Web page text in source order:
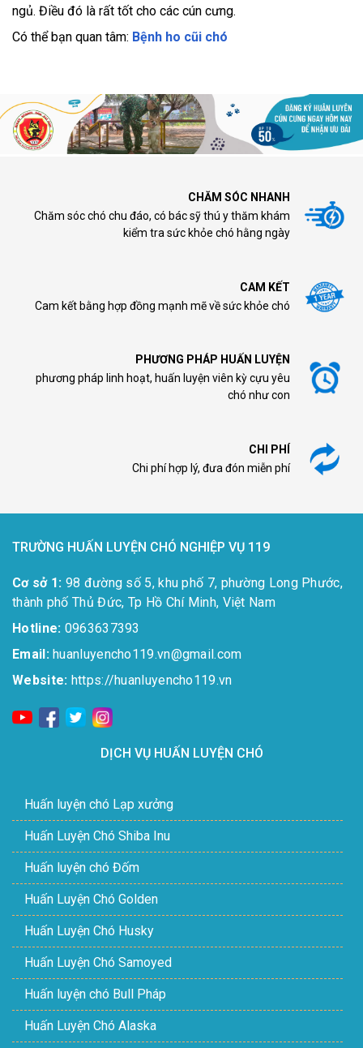
ngủ. Điều đó là rất tốt cho các cún cưng.
Có thể bạn quan tâm: Bệnh ho cũi chó
CHĂM SÓC NHANH
Chăm sóc chó chu đáo, có bác sỹ thú y thăm khám
kiểm tra sức khỏe chó hằng ngày
CAM KẾT
Cam kết bằng hợp đồng mạnh mẽ về sức khỏe chó
PHƯƠNG PHÁP HUẤN LUYỆN
phương pháp linh hoạt, huấn luyện viên kỳ cựu yêu
chó như con
CHI PHÍ
Chi phí hợp lý, đưa đón miễn phí
TRƯỜNG HUẤN LUYỆN CHÓ NGHIỆP VỤ 119
Cơ sở 1: 98 đường số 5, khu phố 7, phường Long Phước,
thành phố Thủ Đức, Tp Hồ Chí Minh, Việt Nam
Hotline: 0963637393​
Email:huanluyencho119.vn@gmail.com
Website: https://huanluyencho119.vn
DỊCH VỤ HUẤN LUYỆN CHÓ
Huấn luyện chó Lạp xưởng
Huấn Luyện Chó Shiba Inu
Huấn luyện chó Đốm
Huấn Luyện Chó Golden
Huấn Luyện Chó Husky
Huấn Luyện Chó Samoyed
Huấn luyện chó Bull Pháp
Huấn Luyện Chó Alaska